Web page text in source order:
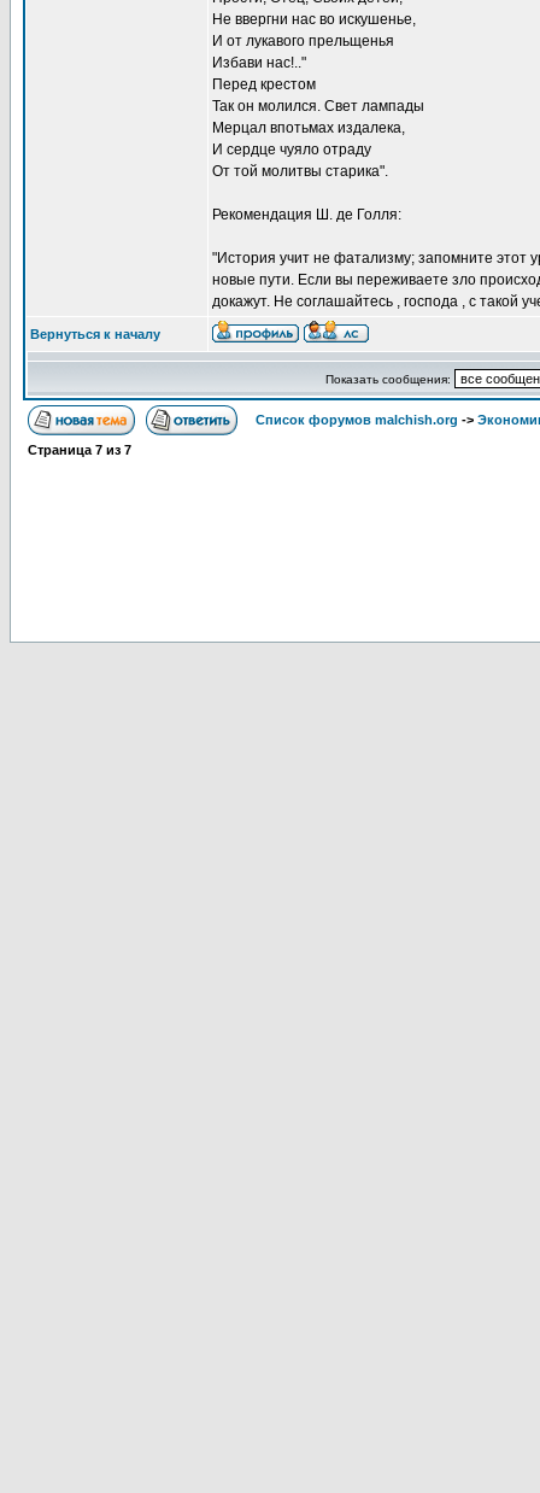
Не ввергни нас во искушенье,
И от лукавого прельщенья
Избави нас!.."
Перед крестом
Так он молился. Свет лампады
Мерцал впотьмах издалека,
И сердце чуяло отраду
От той молитвы старика".
Рекомендация Ш. де Голля:
"История учит не фатализму; запомните этот
новые пути. Если вы переживаете зло
докажут. Не соглашайтесь , господа , с такой
Вернуться к началу
Показать сообщения:
Список форумов malchish.org ->
Страница 7 из 7